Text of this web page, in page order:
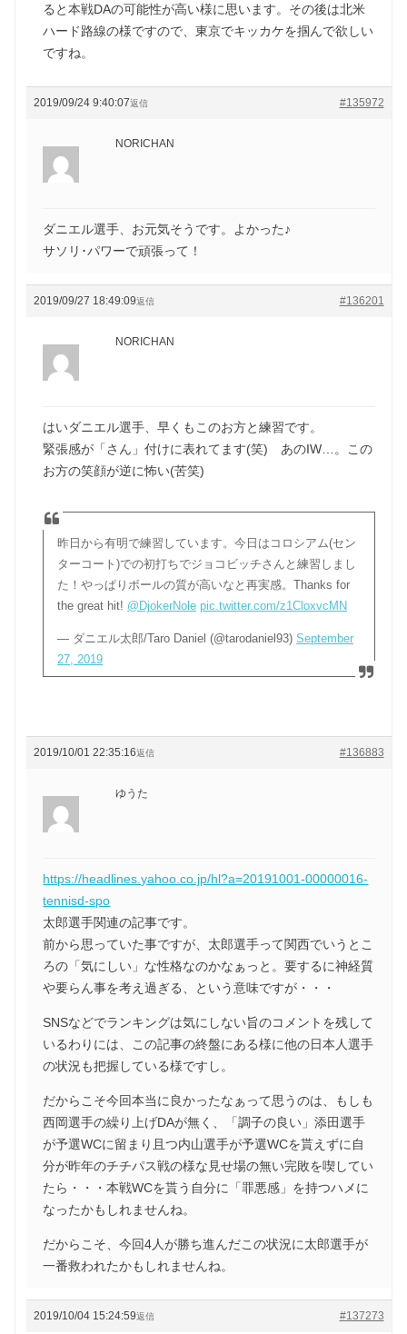
ると本戦DAの可能性が高い様に思います。その後は北米
ハード路線の様ですので、東京でキッカケを掴んで欲しい
ですね。
2019/09/24 9:40:07 #135972
返信
NORICHAN
ダニエル選手、お元気そうです。よかった♪
サソリ･パワーで頑張って！
2019/09/27 18:49:09 #136201
返信
NORICHAN
はいダニエル選手、早くもこのお方と練習です。
緊張感が「さん」付けに表れてます(笑) あのIW…。この
お方の笑顔が逆に怖い(苦笑)
昨日から有明で練習しています。今日はコロシアム(セン
ターコート)での初打ちでジョコビッチさんと練習しまし
た！やっぱりボールの質が高いなと再実感。Thanks for
the great hit! @DjokerNole pic.twitter.com/z1CloxvcMN
— ダニエル太郎/Taro Daniel (@tarodaniel93)September
27, 2019
2019/10/01 22:35:16 #136883
返信
ゆうた
https://headlines.yahoo.co.jp/hl?a=20191001-00000016-
tennisd-spo
太郎選手関連の記事です。
前から思っていた事ですが、太郎選手って関西でいうとこ
ろの「気にしい」な性格なのかなぁっと。要するに神経質
や要らん事を考え過ぎる、という意味ですが・・・
SNSなどでランキングは気にしない旨のコメントを残して
いるわりには、この記事の終盤にある様に他の日本人選手
の状況も把握している様ですし。
だからこそ今回本当に良かったなぁって思うのは、もしも
西岡選手の繰り上げDAが無く、「調子の良い」添田選手
が予選WCに留まり且つ内山選手が予選WCを貰えずに自
分が昨年のチチパス戦の様な見せ場の無い完敗を喫してい
たら・・・本戦WCを貰う自分に「罪悪感」を持つハメに
なったかもしれませんね。
だからこそ、今回4人が勝ち進んだこの状況に太郎選手が
一番救われたかもしれませんね。
2019/10/04 15:24:59 #137273
返信